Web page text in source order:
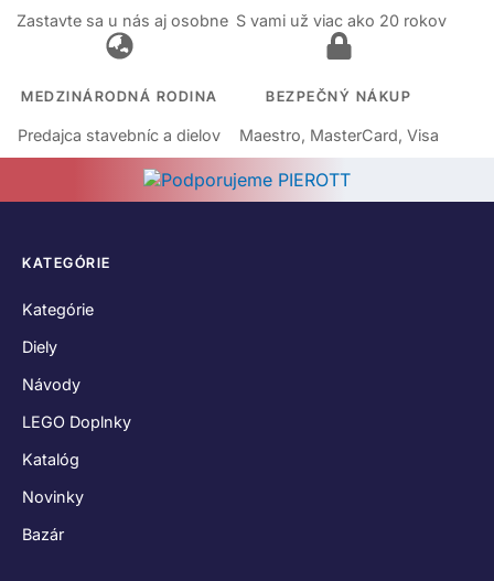
Zastavte sa u nás aj osobne S vami už viac ako 20 rokov
MEDZINÁRODNÁ RODINA
Predajca stavebníc a dielov
BEZPEČNÝ NÁKUP
Maestro, MasterCard, Visa
KATEGÓRIE
Kategórie
Diely
Návody
LEGO Doplnky
Katalóg
Novinky
Bazár